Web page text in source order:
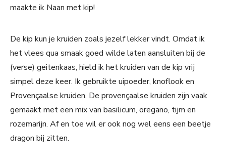
maakte ik Naan met kip!
De kip kun je kruiden zoals jezelf lekker vindt. Omdat ik
het vlees qua smaak goed wilde laten aansluiten bij de
(verse) geitenkaas, hield ik het kruiden van de kip vrij
simpel deze keer. Ik gebruikte uipoeder, knoflook en
Provençaalse kruiden. De provençaalse kruiden zijn vaak
gemaakt met een mix van basilicum, oregano, tijm en
rozemarijn. Af en toe wil er ook nog wel eens een beetje
dragon bij zitten.